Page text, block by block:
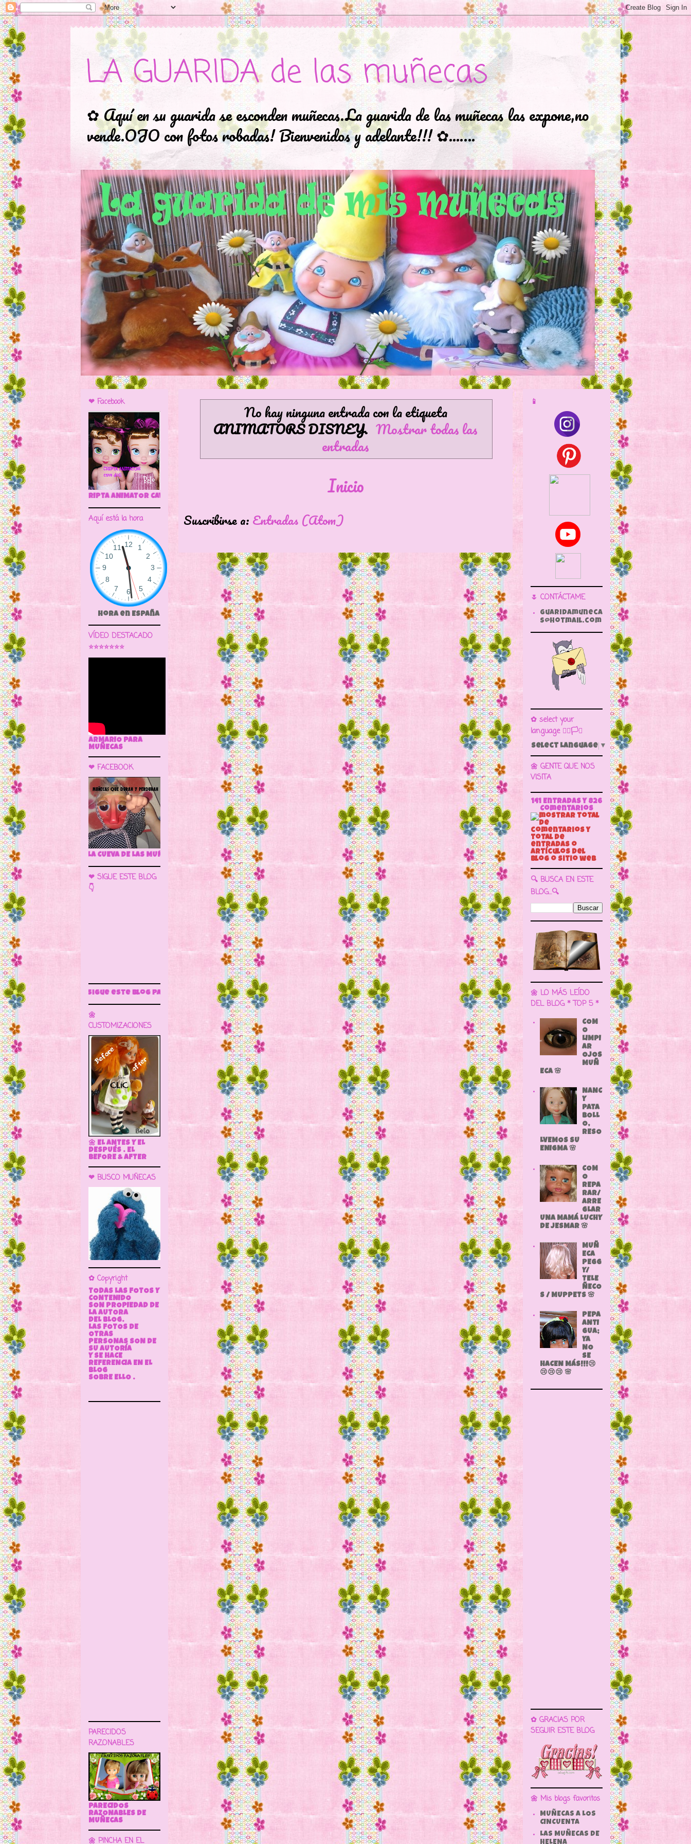
LA GUARIDA de las muñecas
✿ Aquí en su guarida se esconden muñecas.La guarida de las muñecas las expone,no
vende.OJO con fotos robadas! Bienvenidos y adelante!!! ✿...….
No hay ninguna entrada con la etiqueta
ANIMATORS DISNEY. Mostrar todas las
entradas
Inicio
Suscribirse a: Entradas (Atom)
❤ Facebook
🌼CRIPTA ANIMATOR CAVE DOLL
Aquí está la hora
Hora en España
VÍDEO DESTACADO
⭐⭐⭐⭐⭐⭐⭐
ARMARIO PARA
MUÑECAS
❤ FACEBOOK
🌼 LA CUEVA DE LAS MUÑECAS
❤ SIGUE ESTE BLOG
👇
Sigue este blog para más información
🌼
CUSTOMIZACIONES
🌼 EL ANTES Y EL
DESPUÉS . EL
BEFORE & AFTER
❤ BUSCO MUÑECAS
✿ Copyright
TODAS LAS FOTOS Y
CONTENIDO
SON PROPIEDAD DE
LA AUTORA
DEL BLOG.
LAS FOTOS DE
OTRAS
PERSONAS SON DE
SU AUTORÍA
Y SE HACE
REFERENCIA EN EL
BLOG
SOBRE ELLO .
PARECIDOS
RAZONABLES
PARECIDOS
RAZONABLES DE
MUÑECAS
🌼 PINCHA EN EL
📱
🌷 CONTÁCTAME
guaridamuneca
s@hotmail.com
✿ select your
language 🏳️‍🌈🏳️🏁
Select Language ▼
🌼 GENTE QUE NOS
VISITA
141 Entradas y 826
Comentarios
🔍 BUSCA EN ESTE
BLOG...🔍
🌼 LO MÁS LEÍDO
DEL BLOG * TOP 5 *
COM
O
LIMPI
AR
OJOS
MUÑ
ECA 🌸
NANC
Y
PATA
BOLL
O,
RESO
LVEMOS SU
ENIGMA 🌸
COM
O
REPA
RAR/
ARRE
GLAR
UNA MAMÁ LUCHY
DE JESMAR 🌸
MUÑ
ECA
PEGG
Y/
TELE
ÑECO
S / MUPPETS 🌸
PEPA
ANTI
GUA;
YA
NO
SE
HACEN MÁS!!!😢
😢😢😢 🌸
✿ GRACIAS POR
SEGUIR ESTE BLOG
🌼 Mis blogs favoritos
MUÑECAS A LOS
CINCUENTA
LAS MUÑECAS DE
HELENA